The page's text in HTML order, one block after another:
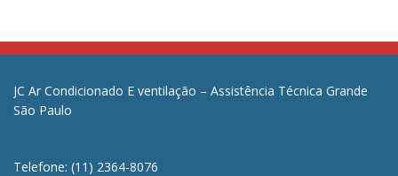
JC Ar Condicionado E ventilação – Assistência Técnica Grande
São Paulo
Telefone: (11) 2364-8076